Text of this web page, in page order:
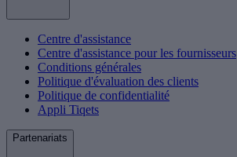
Centre d'assistance
Centre d'assistance pour les fournisseurs
Conditions générales
Politique d'évaluation des clients
Politique de confidentialité
Appli Tiqets
Partenariats